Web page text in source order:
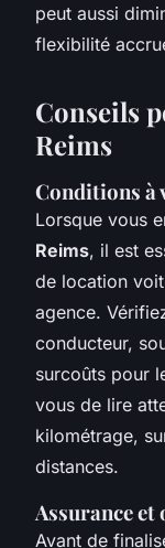
peut aussi
flexibilité
Conseils
Reims
Conditions à
Lorsque vous
Reims, il est
de location
agence.
conducteur,
surcoûts pour
vous de lire
kilométrage,
distances.
Assurance
Avant de